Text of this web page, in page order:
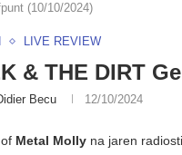
(10/10/2024)
LIVE REVIEW
& THE DIRT
Becu 12/10/2024
of Metal Molly na jaren